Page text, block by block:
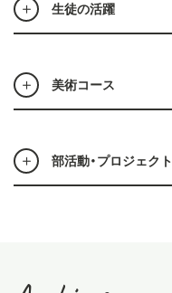
生徒の活躍
美術コース
部活動・プロジェクト